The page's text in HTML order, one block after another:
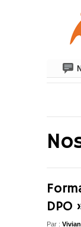
DPO
Par :